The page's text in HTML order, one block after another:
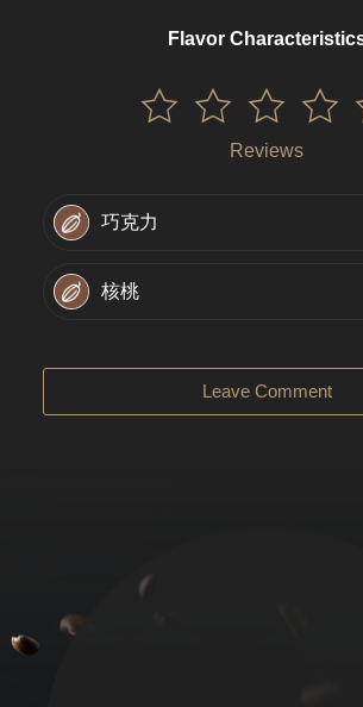
Flavor
Reviews
巧克力
核桃
Leave Comment